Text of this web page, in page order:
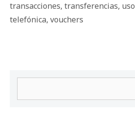
transacciones, transferencias, uso
telefónica, vouchers